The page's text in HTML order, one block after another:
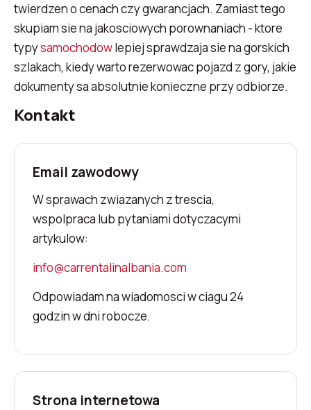
twierdzen o cenach czy gwarancjach. Zamiast tego
skupiam sie na jakosciowych porownaniach - ktore
typysamochodowlepiej sprawdzaja sie na gorskich
szlakach, kiedy warto rezerwowac pojazd z gory, jakie
dokumenty sa absolutnie konieczne przy odbiorze.
Kontakt
Email zawodowy
W sprawach zwiazanych z trescia,
wspolpraca lub pytaniami dotyczacymi
artykulow:
info@carrentalinalbania.com
Odpowiadam na wiadomosci w ciagu 24
godzin w dni robocze.
Strona internetowa